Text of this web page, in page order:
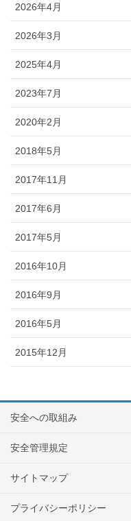
2026年4月
2026年3月
2025年4月
2023年7月
2020年2月
2018年5月
2017年11月
2017年6月
2017年5月
2016年10月
2016年9月
2016年5月
2015年12月
安全への取組み
安全管理規定
サイトマップ
プライバシーポリシー